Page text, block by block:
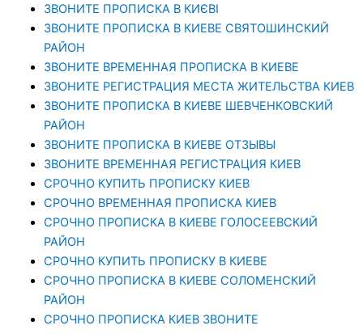
ЗВОНИТЕ ПРОПИСКА В КИЄВІ
ЗВОНИТЕ ПРОПИСКА В КИЕВЕ СВЯТОШИНСКИЙ
РАЙОН
ЗВОНИТЕ ВРЕМЕННАЯ ПРОПИСКА В КИЕВЕ
ЗВОНИТЕ РЕГИСТРАЦИЯ МЕСТА ЖИТЕЛЬСТВА КИЕВ
ЗВОНИТЕ ПРОПИСКА В КИЕВЕ ШЕВЧЕНКОВСКИЙ
РАЙОН
ЗВОНИТЕ ПРОПИСКА В КИЕВЕ ОТЗЫВЫ
ЗВОНИТЕ ВРЕМЕННАЯ РЕГИСТРАЦИЯ КИЕВ
СРОЧНО КУПИТЬ ПРОПИСКУ КИЕВ
СРОЧНО ВРЕМЕННАЯ ПРОПИСКА КИЕВ
СРОЧНО ПРОПИСКА В КИЕВЕ ГОЛОСЕЕВСКИЙ
РАЙОН
СРОЧНО КУПИТЬ ПРОПИСКУ В КИЕВЕ
CРОЧНО ПРОПИСКА В КИЕВЕ СОЛОМЕНСКИЙ
РАЙОН
СРОЧНО ПРОПИСКА КИЕВ ЗВОНИТЕ